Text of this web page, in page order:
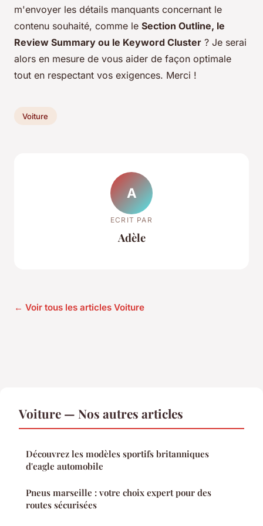
m'envoyer les détails manquants concernant le
contenu souhaité, comme le Section Outline, le
Review Summary ou le Keyword Cluster ? Je serai
alors en mesure de vous aider de façon optimale
tout en respectant vos exigences. Merci !
Voiture
A
ECRIT PAR
Adèle
← Voir tous les articles Voiture
Voiture — Nos autres articles
Découvrez les modèles sportifs britanniques
d'eagle automobile
Pneus marseille : votre choix expert pour des
routes sécurisées